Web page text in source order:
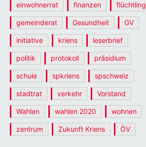
einwohnerrat finanzen flüchtling
gemeinderat Gesundheit GV
initiative kriens leserbrief
politik protokoll präsidium
schule spkriens spschweiz
stadtrat verkehr Vorstand
Wahlen wahlen 2020 wohnen
zentrum Zukunft Kriens ÖV